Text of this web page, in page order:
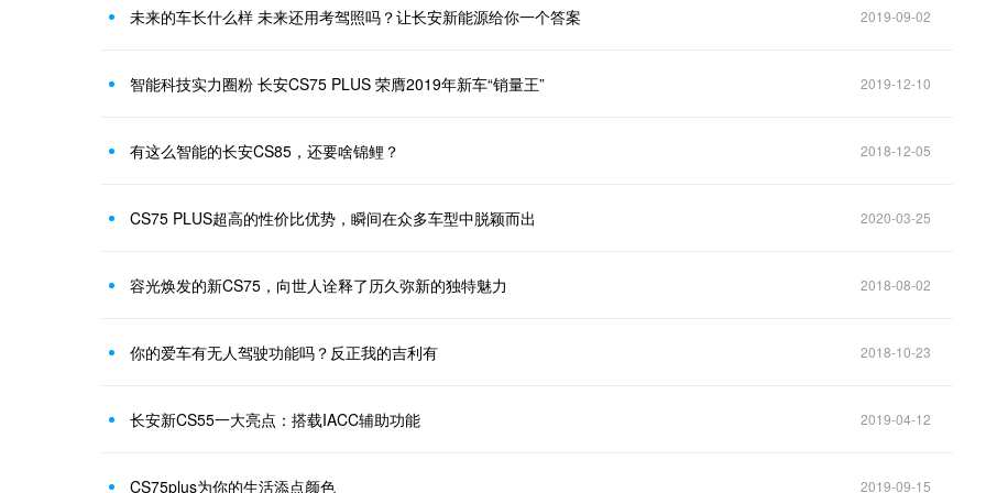
未来的车长什么样 未来还用考驾照吗？让长安新能源给你一个答案 2019-09-02
智能科技实力圈粉 长安CS75 PLUS 荣膺2019年新车“销量王” 2019-12-10
有这么智能的长安CS85，还要啥锦鲤？ 2018-12-05
CS75 PLUS超高的性价比优势，瞬间在众多车型中脱颖而出 2020-03-25
容光焕发的新CS75，向世人诠释了历久弥新的独特魅力 2018-08-02
你的爱车有无人驾驶功能吗？反正我的吉利有 2018-10-23
长安新CS55一大亮点：搭载IACC辅助功能 2019-04-12
CS75plus为你的生活添点颜色 2019-09-15